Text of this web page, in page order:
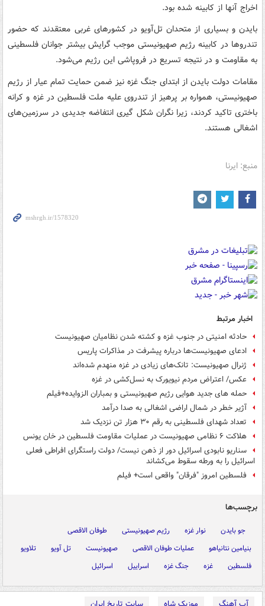
اخراج آنها از کابینه شده بود.
بایدن و بسیاری از متحدان تل‌آویو در کشورهای غربی معتقدند که حضور
تندروها در کابینه رژیم صهیونیستی موجب گرایش بیشتر جوانان فلسطینی
به مقاومت و در نتیجه تسریع در فروپاشی این رژیم می‌شود.
مقامات دولت بایدن از ابتدای جنگ غزه نیز ضمن حمایت تمام‌ عیار از رژیم
صهیونیستی، همواره بر پرهیز از تندروی علیه ملت فلسطین در غزه و کرانه
باختری تاکید کردند، زیرا نگران شکل گیری انتفاضه جدیدی در سرزمین‌های
اشغالی هستند.
منبع: ایرنا
اخبار مرتبط
حادثه امنیتی در جنوب غزه و کشته شدن نظامیان صهیونیست
ادعای صهیونیست‌ها درباره پیشرفت در مذاکرات پاریس
ژنرال صهیونیست: تانک‌های زیادی در غزه منهدم شده‌اند
عکس/ اعتراض مردم نیویورک به نسل‌کشی در غزه
حمله های جدید هوایی رژیم صهیونیستی و بمباران الزوایده+فیلم
آژیر خطر در شمال اراضی اشغالی به صدا درآمد
تعداد شهدای فلسطینی به رقم ۳۰ هزار تن نزدیک شد
هلاکت ۶ نظامی صهیونیست در عملیات مقاومت فلسطین در خان یونس
سناریو نابودی اسرائیل دور از ذهن نیست/ دولت راستگرای افراطی فعلی
اسرائیل را به ورطه سقوط می‌کشاند
فلسطین امروز "فرقان" واقعی است+ فیلم
برچسب‌ها
جو بایدن نوار غزه رژیم صهیونیستی
طوفان الاقصی
بنیامین نتانیاهو
عملیات طوفان الاقصی صهیونیست تل آویو
تلاویو
فلسطین
غزه جنگ غزه اسراییل اسرائیل